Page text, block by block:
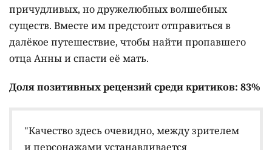
причудливых, но дружелюбных волшебных
существ. Вместе им предстоит отправиться в
далёкое путешествие, чтобы найти пропавшего
отца Анны и спасти её мать.
Доля позитивных рецензий среди критиков: 83%
"Качество здесь очевидно, между зрителем
и персонажами устанавливается